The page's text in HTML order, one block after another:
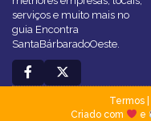
serviços e muito mais no
guia Encontra
SantaBárbaradoOeste.
Termos|
Criado com
e